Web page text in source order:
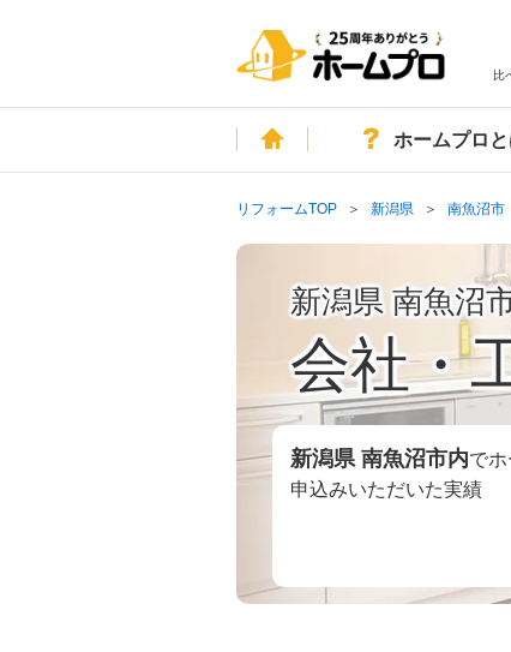
比
ホームホームプロと
リフォームTOP 新潟県 南魚沼市
新潟県 南魚沼
会社・
新潟県 南魚沼市内で
申込みいただいた実績